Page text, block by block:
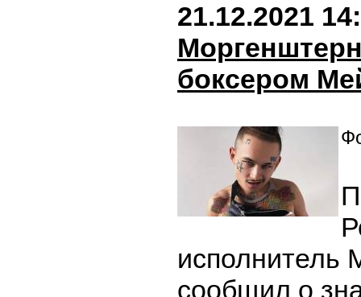
21.12.2021
боксером
исполнитель
сообщил о